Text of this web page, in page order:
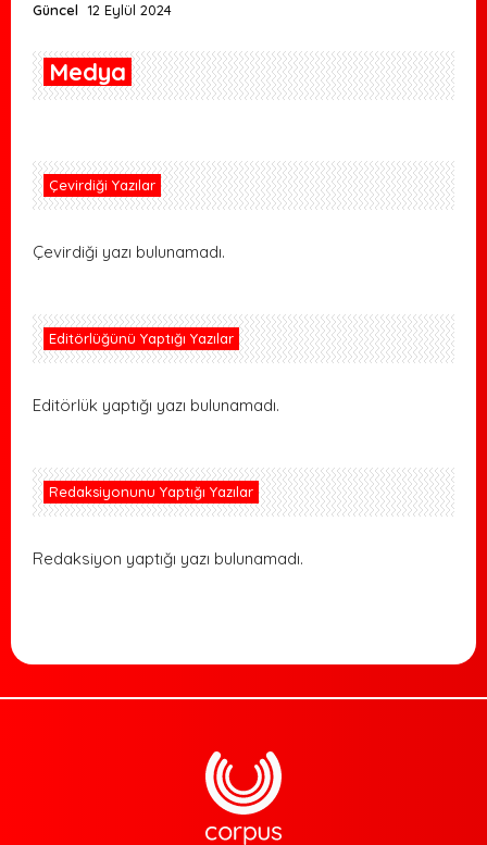
Güncel 12 Eylül 2024
Medya
Çevirdiği Yazılar
Çevirdiği yazı bulunamadı.
Editörlüğünü Yaptığı Yazılar
Editörlük yaptığı yazı bulunamadı.
Redaksiyonunu Yaptığı Yazılar
Redaksiyon yaptığı yazı bulunamadı.